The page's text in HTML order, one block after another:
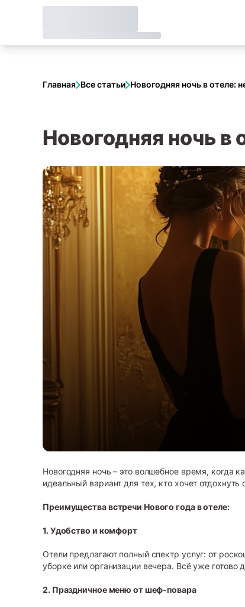
Главная Все статьи Новогодняя ночь в отеле:
Новогодняя ночь
Новогодняя ночь – это волшебное время, когда
идеальный вариант для тех, кто хочет
Преимущества встречи Нового года в отеле:
1. Удобство и комфорт
Отели предлагают полный спектр услуг: от
уборке или организации вечера. Всё уже готово
2. Праздничное меню от шеф-повара